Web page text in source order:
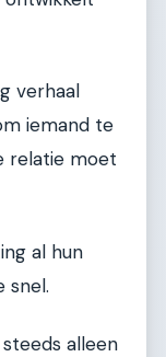
verhaal
iemand te
relatie moet
al hun
snel.
alleen